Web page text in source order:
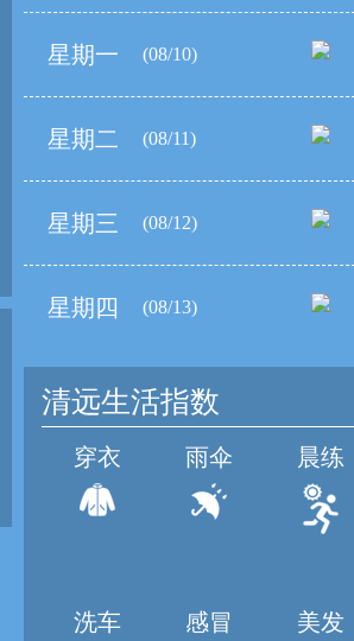
星期一 (08/10)
星期二 (08/11)
星期三 (08/12)
星期四 (08/13)
清远生活指数
穿衣 雨伞 晨练
洗车 感冒 美发